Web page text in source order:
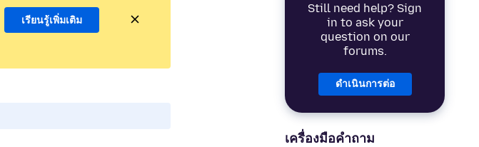
Still need help? Sign
in to ask your
question on our
forums.
ดำเนินการต่อ
เครื่องมือคำถาม
เรียนรู้เพิ่มเติม